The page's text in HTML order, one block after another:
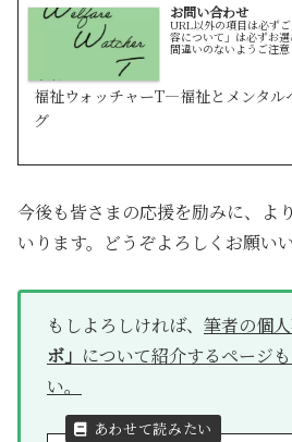
お問い合わせ
URL以外の項目は必ず
容について」は必ずお
間違いのないようご注
福祉ウォッチャーT—福祉とメンタル
グ
今後も皆さまの応援を励みに、よ
いります。どうぞよろしくお願いい
もしよろしければ、 筆者の個
ボ」 について紹介するページ
い。